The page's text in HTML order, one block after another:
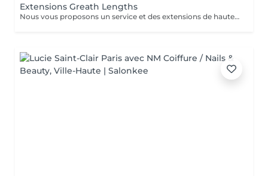
Extensions Greath Lengths
Nous vous proposons un service et des extensions de haute qualité, en collaborant avec la marque exclusive Great Lengths! En cas de questions veuillez appeler au +352 26 35 02 89 Devis gratuit!